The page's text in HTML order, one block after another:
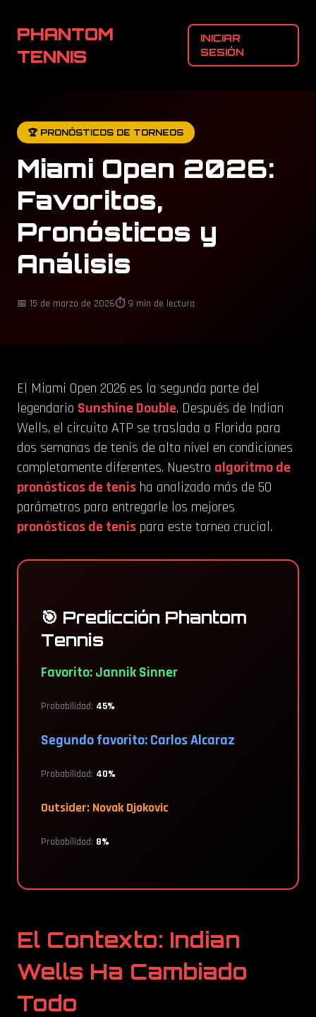
PHANTOM
TENNIS
INICIAR
SESIÓN
🏆 PRONÓSTICOS DE TORNEOS
Miami Open 2026:
Favoritos,
Pronósticos y
Análisis
📅 15 de marzo de 2026⏱️ 9 min de lectura
El Miami Open 2026 es la segunda parte del
legendario Sunshine Double. Después de Indian
Wells, el circuito ATP se traslada a Florida para
dos semanas de tenis de alto nivel en condiciones
completamente diferentes. Nuestro algoritmo de
pronósticos de tenis ha analizado más de 50
parámetros para entregarle los mejores
pronósticos de tenis para este torneo crucial.
🎯 Predicción Phantom
Tennis
Favorito: Jannik Sinner
Probabilidad: 45%
Segundo favorito: Carlos Alcaraz
Probabilidad: 40%
Outsider: Novak Djokovic
Probabilidad: 8%
El Contexto: Indian
Wells Ha Cambiado
Todo